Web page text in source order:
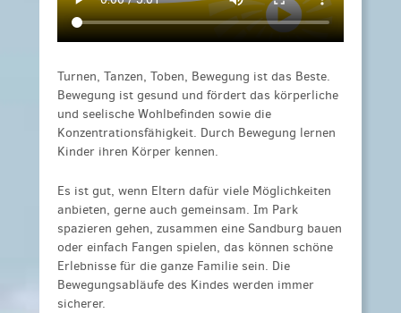
Turnen, Tanzen, Toben, Bewegung ist das Beste.
Bewegung ist gesund und fördert das körperliche
und seelische Wohlbefinden sowie die
Konzentrationsfähigkeit. Durch Bewegung lernen
Kinder ihren Körper kennen.
Es ist gut, wenn Eltern dafür viele Möglichkeiten
anbieten, gerne auch gemeinsam. Im Park
spazieren gehen, zusammen eine Sandburg bauen
oder einfach Fangen spielen, das können schöne
Erlebnisse für die ganze Familie sein. Die
Bewegungsabläufe des Kindes werden immer
sicherer.